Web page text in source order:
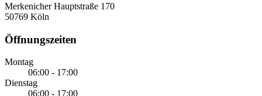
Merkenicher Hauptstraße 170
50769 Köln
Öffnungszeiten
Montag
06:00 - 17:00
Dienstag
06:00 - 17:00